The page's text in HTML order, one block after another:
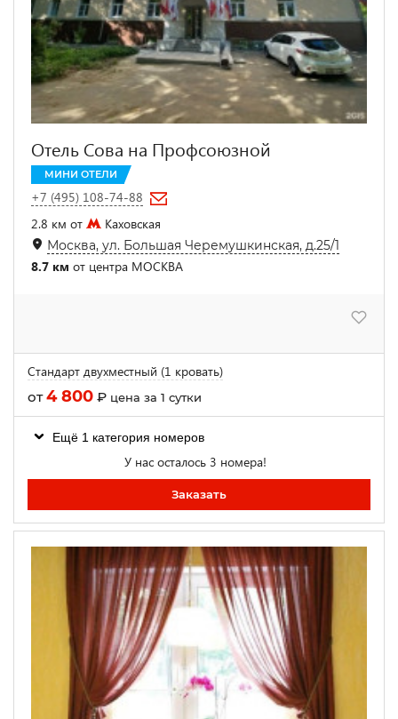
Отель Сова на Профсоюзной
МИНИ ОТЕЛИ
+7 (495) 108-74-88
2.8 км от
Каховская
Москва, ул. Большая Черемушкинская, д.25/1
8.7 км от центра МОСКВА
Стандарт двухместный (1 кровать)
от4 800 ₽ цена за 1 сутки
Ещё 1 категория номеров
У нас осталось 3 номера!
Заказать